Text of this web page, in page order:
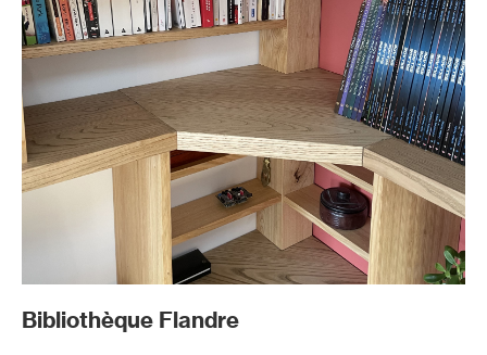
Bibliothèque Flandre